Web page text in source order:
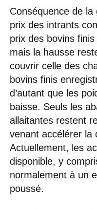
Conséquence de
prix des intrants
prix des bovins
mais la hausse
couvrir celle des
bovins finis
d’autant que les
baisse. Seuls les
allaitantes restent
venant accélérer la
Actuellement, les
disponible, y
normalement à un
poussé.